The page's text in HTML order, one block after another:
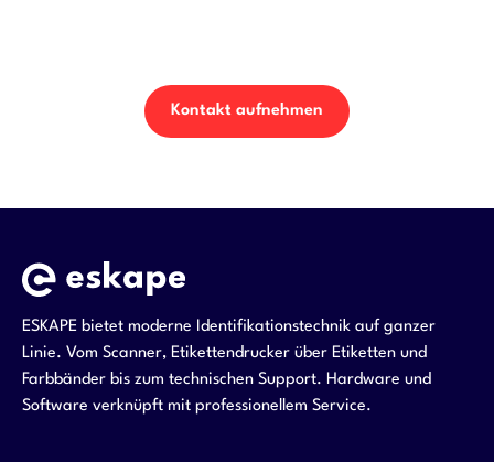
Kontakt aufnehmen
ESKAPE bietet moderne Identifikationstechnik auf ganzer
Linie. Vom Scanner, Etikettendrucker über Etiketten und
Farbbänder bis zum technischen Support. Hardware und
Software verknüpft mit professionellem Service.